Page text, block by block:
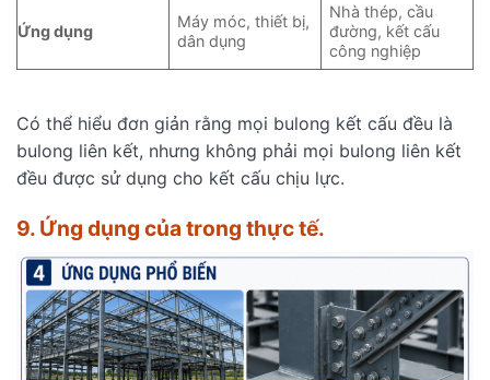
Ứng dụng
Máy móc, thiết bị,
dân dụng
Nhà thép, cầu
đường, kết cấu
công nghiệp
Có thể hiểu đơn giản rằng mọi bulong kết cấu đều là
bulong liên kết, nhưng không phải mọi bulong liên kết
đều được sử dụng cho kết cấu chịu lực.
9. Ứng dụng của trong thực tế.